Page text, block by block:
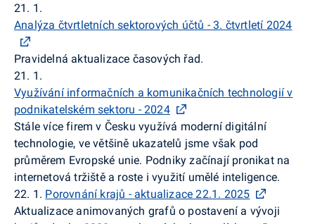
21. 1.
Analýza čtvrtletních sektorových účtů - 3. čtvrtletí 2024
Pravidelná aktualizace časových řad.
21. 1.
Využívání informačních a komunikačních technologií v
podnikatelském sektoru - 2024
Stále více firem v Česku využívá moderní digitální
technologie, ve většině ukazatelů jsme však pod
průměrem Evropské unie. Podniky začínají pronikat na
internetová tržiště a roste i využití umělé inteligence.
22. 1. Porovnání krajů - aktualizace 22.1. 2025
Aktualizace animovaných grafů o postavení a vývoji